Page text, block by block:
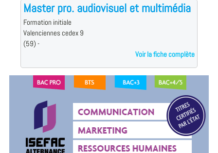
Master pro. audiovisuel et multimédia
Formation initiale
Valenciennes cedex 9
(59) -
Voir la fiche complète